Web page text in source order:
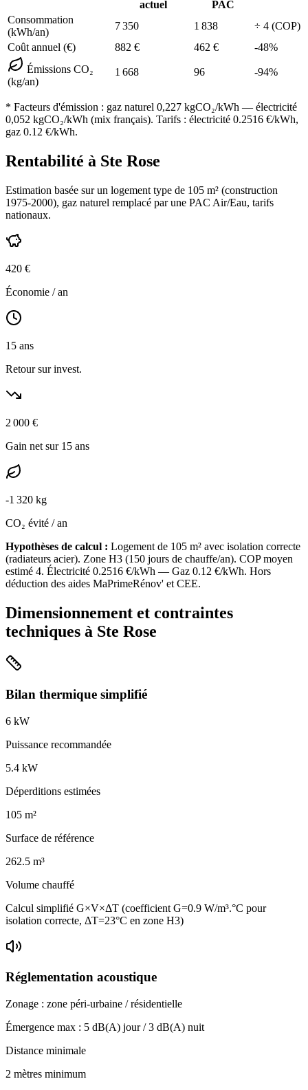
actuel
PAC
Consommation
(kWh/an)
7 350 1 838 ÷ 4 (COP)
Coût annuel (€)
882 € 462 € -48%
Émissions CO₂
(kg/an)
1 668 96 -94%
* Facteurs d'émission : gaz naturel 0,227 kgCO₂/kWh — électricité
0,052 kgCO₂/kWh (mix français). Tarifs : électricité 0.2516 €/kWh,
gaz 0.12 €/kWh.
Rentabilité à Ste Rose
Estimation basée sur un logement type de 105 m² (construction
1975-2000), gaz naturel remplacé par une PAC Air/Eau, tarifs
nationaux.
420 €
Économie / an
15 ans
Retour sur invest.
2 000 €
Gain net sur 15 ans
-1 320 kg
CO₂ évité / an
Hypothèses de calcul : Logement de 105 m² avec isolation correcte
(radiateurs acier). Zone H3 (150 jours de chauffe/an). COP moyen
estimé 4. Électricité 0.2516 €/kWh — Gaz 0.12 €/kWh. Hors
déduction des aides MaPrimeRénov' et CEE.
Dimensionnement et contraintes
techniques à Ste Rose
Bilan thermique simplifié
6 kW
Puissance recommandée
5.4 kW
Déperditions estimées
105 m²
Surface de référence
262.5 m³
Volume chauffé
Calcul simplifié G×V×ΔT (coefficient G=0.9 W/m³.°C pour
isolation correcte, ΔT=23°C en zone H3)
Réglementation acoustique
Zonage : zone péri-urbaine / résidentielle
Émergence max : 5 dB(A) jour /3 dB(A) nuit
Distance minimale
2 mètres minimum